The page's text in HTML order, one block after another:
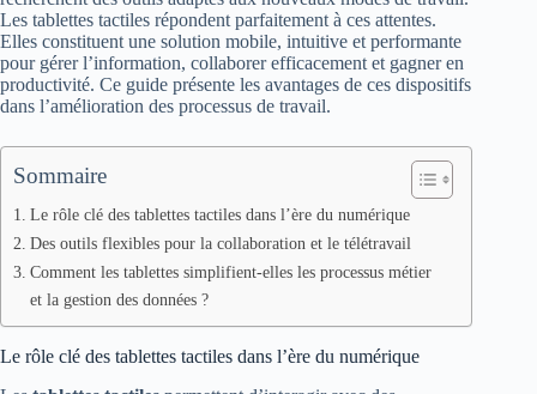
Les tablettes tactiles répondent parfaitement à ces attentes.
Elles constituent une solution mobile, intuitive et performante
pour gérer l’information, collaborer efficacement et gagner en
productivité. Ce guide présente les avantages de ces dispositifs
dans l’amélioration des processus de travail.
Sommaire
Le rôle clé des tablettes tactiles dans l’ère du numérique
Des outils flexibles pour la collaboration et le télétravail
Comment les tablettes simplifient-elles les processus métier
et la gestion des données ?
Le rôle clé des tablettes tactiles dans l’ère du numérique